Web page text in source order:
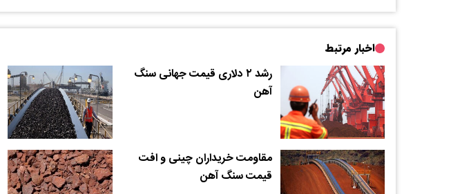
اخبار مرتبط
رشد ۲ دلاری قیمت جهانی سنگ
آهن
مقاومت خریداران چینی و افت
قیمت سنگ آهن